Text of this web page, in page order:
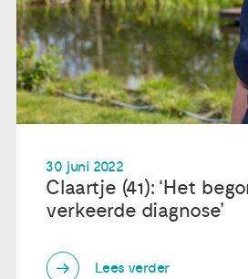
30 juni 2022
Claartje (41): ‘Het
verkeerde diagnose'
Lees verder